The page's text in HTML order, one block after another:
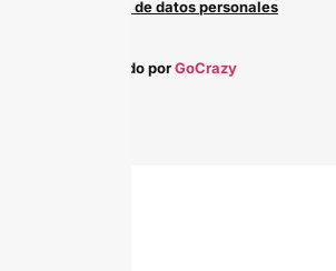
Protección de datos personales
Desarrollado porGoCrazy